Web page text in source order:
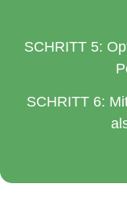
SCHRITT 5:
SCHRITT 6: